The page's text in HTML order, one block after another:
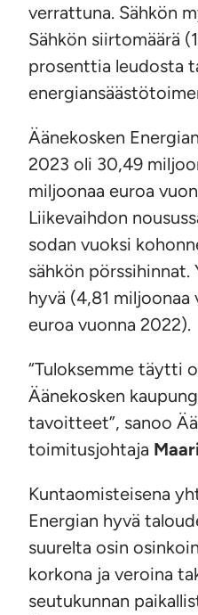
verrattuna. Sähkön
Sähkön siirtomäärä
prosenttia leudosta
Äänekosken
2023 oli 30,49
miljoonaa euroa
Liikevaihdon
sodan vuoksi
sähkön
hyvä (4,81 miljoonaa
euroa vuonna 2022).
“Tuloksemme täytti
Äänekosken
tavoitteet”, sanoo
toimitusjohtaja
Kuntaomisteisena
Energian hyvä
suurelta osin
korkona ja veroina
seutukunnan